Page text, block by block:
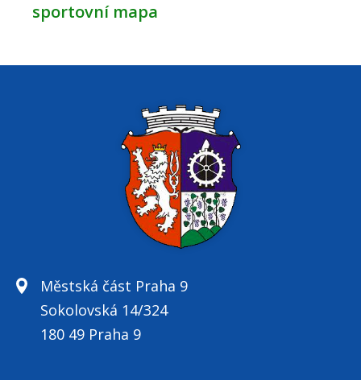
sportovní mapa
Městská část Praha 9
Sokolovská 14/324
180 49 Praha 9